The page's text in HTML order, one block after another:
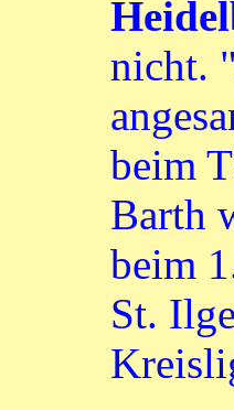
nicht.
beim
Barth
beim
St.